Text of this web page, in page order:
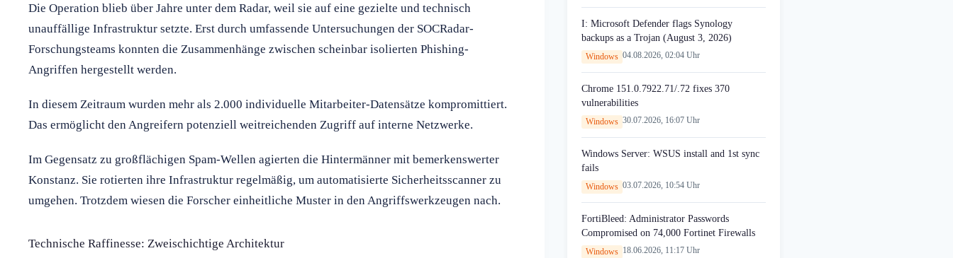
Die Operation blieb über Jahre unter dem Radar, weil sie auf eine gezielte und technisch
unauffällige Infrastruktur setzte. Erst durch umfassende Untersuchungen der SOCRadar-
Forschungsteams konnten die Zusammenhänge zwischen scheinbar isolierten Phishing-
Angriffen hergestellt werden.
In diesem Zeitraum wurden mehr als 2.000 individuelle Mitarbeiter-Datensätze kompromittiert.
Das ermöglicht den Angreifern potenziell weitreichenden Zugriff auf interne Netzwerke.
Im Gegensatz zu großflächigen Spam-Wellen agierten die Hintermänner mit bemerkenswerter
Konstanz. Sie rotierten ihre Infrastruktur regelmäßig, um automatisierte Sicherheitsscanner zu
umgehen. Trotzdem wiesen die Forscher einheitliche Muster in den Angriffswerkzeugen nach.
Technische Raffinesse: Zweischichtige Architektur
I: Microsoft Defender flags Synology
backups as a Trojan (August 3, 2026)
Windows 04.08.2026, 02:04 Uhr
Chrome 151.0.7922.71/.72 fixes 370
vulnerabilities
Windows 30.07.2026, 16:07 Uhr
Windows Server: WSUS install and 1st sync
fails
Windows 03.07.2026, 10:54 Uhr
FortiBleed: Administrator Passwords
Compromised on 74,000 Fortinet Firewalls
Windows 18.06.2026, 11:17 Uhr